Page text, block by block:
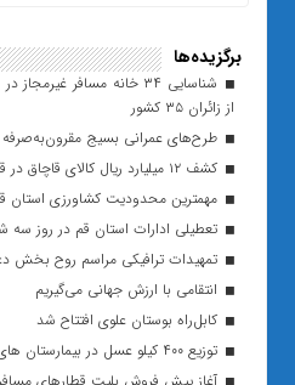
برگزیده‌ها
شناسایی ۳۴ خانه مسافر
از زائران ۳۵ کشور
طرح‌های عمرانی بسیج
کشف ۱۲ میلیارد ریال کالای قاچاق در قم
مهمترین محدودیت کشاورزی
تعطیلی ادارات استان قم در روز سه
تمهیدات ترافیکی مراسم روح بخش
انتقامی با ارزش جهانی می‌گیریم
کابل‌راه بوستان علوی افتتاح شد
توزیع ۴۰۰ کیلو عسل در بیمارستان های فرقانی و علی بن ابیطالب